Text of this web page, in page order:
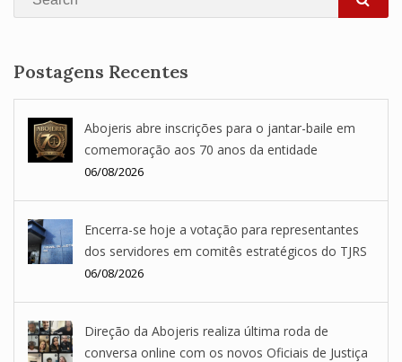
Postagens Recentes
Abojeris abre inscrições para o jantar-baile em
comemoração aos 70 anos da entidade
06/08/2026
Encerra-se hoje a votação para representantes
dos servidores em comitês estratégicos do TJRS
06/08/2026
Direção da Abojeris realiza última roda de
conversa online com os novos Oficiais de Justiça